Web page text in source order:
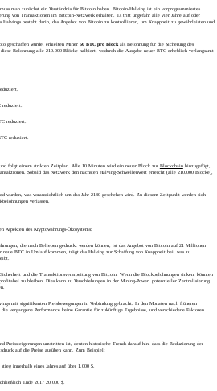
man zunächst ein Verständnis für Bitcoin haben. Bitcoin-Halving ist ein vorprogrammiertes
von Transaktionen im Bitcoin-Netzwerk erhalten. Es tritt ungefähr alle vier Jahre auf oder
Halvings besteht darin, das Angebot von Bitcoin zu kontrollieren, um Knappheit zu gewährleisten und
geschaffen wurde, erhielten Miner 50 BTC pro Blockals Belohnung für die Sicherung des
Belohnung alle 210.000 Blöcke halbiert, wodurch die Ausgabe neuer BTC erheblich verlangsamt
reduziert.
reduziert.
reduziert.
folgt einem strikten Zeitplan. Alle 10 Minuten wird ein neuer Block zur Blockchainhinzugefügt,
Sobald das Netzwerk den nächsten Halving-Schwellenwert erreicht (alle 210.000 Blöcke),
wurden, was voraussichtlich um das Jahr 2140 geschehen wird. Zu diesem Zeitpunkt werden sich
verlassen.
des Kryptowährungs-Ökosystems:
die nach Belieben gedruckt werden können, ist das Angebot von Bitcoin auf 21 Millionen
BTC in Umlauf kommen, trägt das Halving zur Schaffung von Knappheit bei, was zu
und die Transaktionsverarbeitung von Bitcoin. Wenn die Blockbelohnungen sinken, könnten
zu bleiben. Dies kann zu Verschiebungen in der Mining-Power, potenzieller Zentralisierung
mit signifikanten Preisbewegungen in Verbindung gebracht. In den Monaten nach früheren
vergangene Performance keine Garantie für zukünftige Ergebnisse, und verschiedene Faktoren
Preissteigerungen umstritten ist, deuten historische Trends darauf hin, dass die Reduzierung der
auf die Preise ausüben kann. Zum Beispiel:
innerhalb eines Jahres auf über 1.000 $.
Ende 2017 20.000 $.